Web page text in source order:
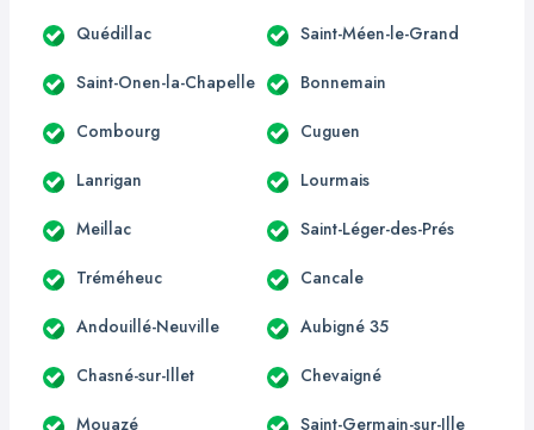
Quédillac Saint-Méen-le-Grand
Saint-Onen-la-Chapelle Bonnemain
Combourg Cuguen
Lanrigan Lourmais
Meillac Saint-Léger-des-Prés
Tréméheuc Cancale
Andouillé-Neuville Aubigné 35
Chasné-sur-Illet Chevaigné
Mouazé Saint-Germain-sur-Ille